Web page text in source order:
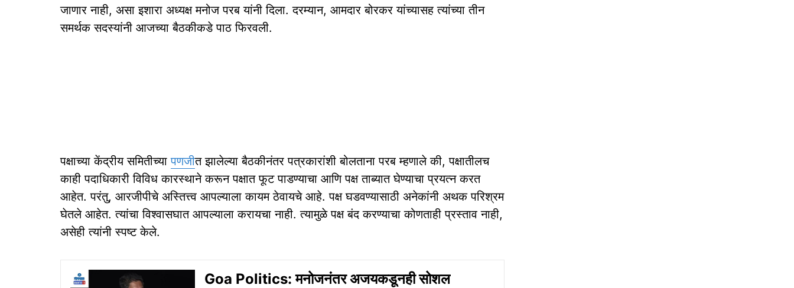
जाणार नाही, असा इशारा अध्यक्ष मनोज परब यांनी दिला. दरम्यान, आमदार बोरकर यांच्यासह त्यांच्या तीन
समर्थक सदस्यांनी आजच्या बैठकीकडे पाठ फिरवली.
पक्षाच्या केंद्रीय समितीच्यापणजीत झालेल्या बैठकीनंतर पत्रकारांशी बोलताना परब म्हणाले की, पक्षातीलच
काही पदाधिकारी विविध कारस्थाने करून पक्षात फूट पाडण्याचा आणि पक्ष ताब्यात घेण्याचा प्रयत्न करत
आहेत. परंतु, आरजीपीचे अस्तित्त्व आपल्याला कायम ठेवायचे आहे. पक्ष घडवण्यासाठी अनेकांनी अथक परिश्रम
घेतले आहेत. त्यांचा विश्वासघात आपल्याला करायचा नाही. त्यामुळे पक्ष बंद करण्याचा कोणताही प्रस्ताव नाही,
असेही त्यांनी स्पष्ट केले.
Goa Politics: मनोजनंतर अजयकडूनही सोशल